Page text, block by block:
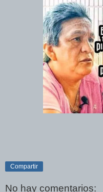
Compartir
No hay comentarios: